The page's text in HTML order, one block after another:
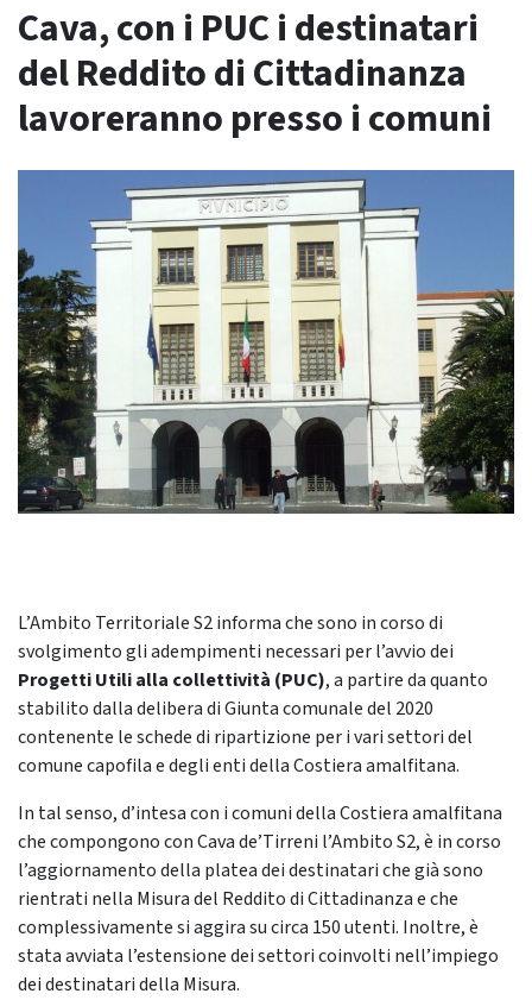
Cava, con i PUC i destinatari
del Reddito di Cittadinanza
lavoreranno presso i comuni
L’Ambito Territoriale S2 informa che sono in corso di
svolgimento gli adempimenti necessari per l’avvio dei
Progetti Utili alla collettività (PUC), a partire da quanto
stabilito dalla delibera di Giunta comunale del 2020
contenente le schede di ripartizione per i vari settori del
comune capofila e degli enti della Costiera amalfitana.
In tal senso, d’intesa con i comuni della Costiera amalfitana
che compongono con Cava de’Tirreni l’Ambito S2, è in corso
l’aggiornamento della platea dei destinatari che già sono
rientrati nella Misura del Reddito di Cittadinanza e che
complessivamente si aggira su circa 150 utenti. Inoltre, è
stata avviata l’estensione dei settori coinvolti nell’impiego
dei destinatari della Misura.